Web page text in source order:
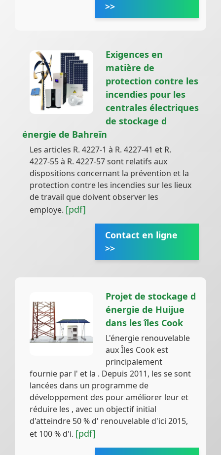
>>
Exigences en
matière de
protection contre les
incendies pour les
centrales électriques
de stockage d
énergie de Bahreïn
Les articles R. 4227-1 à R. 4227-41 et R.
4227-55 à R. 4227-57 sont relatifs aux
dispositions concernant la prévention et la
protection contre les incendies sur les lieux
de travail que doivent observer les
employe. [pdf]
Contact en ligne
>>
Projet de stockage d
énergie de Huijue
dans les îles Cook
L'énergie renouvelable
aux Îles Cook est
principalement
fournie par l' et la . Depuis 2011, les se sont
lancées dans un programme de
développement des pour améliorer leur et
réduire les , avec un objectif initial
d'atteindre 50 % d' renouvelable d'ici 2015,
et 100 % d'i. [pdf]